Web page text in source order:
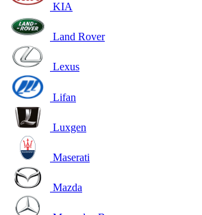
KIA
Land Rover
Lexus
Lifan
Luxgen
Maserati
Mazda